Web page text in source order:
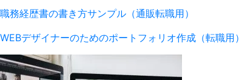
職務経歴書の書き方サンプル（通販転職用）
WEBデザイナーのためのポートフォリオ作成（転職用）